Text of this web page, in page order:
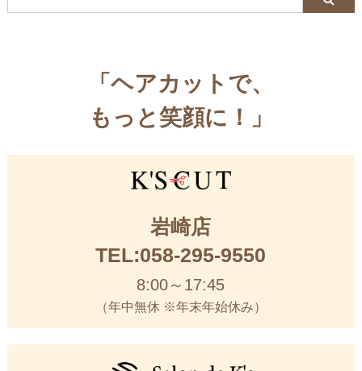
「ヘアカットで、
もっと笑顔に！」
岩崎店
TEL:058-295-9550
8:00～17:45
（年中無休 ※年末年始休み）